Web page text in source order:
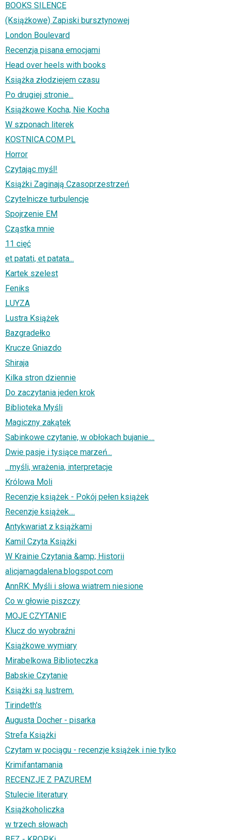
BOOKS SILENCE
(Książkowe) Zapiski bursztynowej
London Boulevard
Recenzja pisana emocjami
Head over heels with books
Książka złodziejem czasu
Po drugiej stronie...
Książkowe Kocha, Nie Kocha
W szponach literek
KOSTNICA.COM.PL
Horror
Czytając myśl!
Książki Zaginają Czasoprzestrzeń
Czytelnicze turbulencje
Spojrzenie EM
Cząstka mnie
11 cięć
et patati, et patata...
Kartek szelest
Feniks
LUYZA
Lustra Książek
Bazgradełko
Krucze Gniazdo
Shiraja
Kilka stron dziennie
Do zaczytania jeden krok
Biblioteka Myśli
Magiczny zakątek
Sabinkowe czytanie, w obłokach bujanie....
Dwie pasje i tysiące marzeń...
...myśli, wrażenia, interpretacje
Królowa Moli
Recenzje książek - Pokój pełen książek
Recenzje książek....
Antykwariat z książkami
Kamil Czyta Książki
W Krainie Czytania &amp; Historii
alicjamagdalena.blogspot.com
AnnRK: Myśli i słowa wiatrem niesione
Co w głowie piszczy
MOJE CZYTANIE
Klucz do wyobraźni
Książkowe wymiary
Mirabelkowa Biblioteczka
Babskie Czytanie
Książki są lustrem.
Tirindeth's
Augusta Docher - pisarka
Strefa Książki
Czytam w pociągu - recenzje książek i nie tylko
Krimifantamania
RECENZJE Z PAZUREM
Stulecie literatury
Książkoholiczka
w trzech słowach